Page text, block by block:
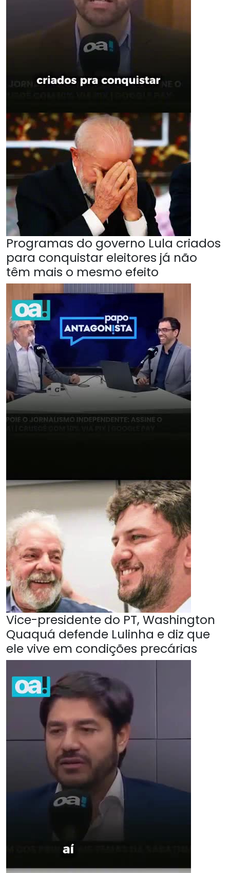
Programas do governo Lula criados
para conquistar eleitores já não
têm mais o mesmo efeito
Vice-presidente do PT, Washington
Quaquá defende Lulinha e diz que
ele vive em condições precárias